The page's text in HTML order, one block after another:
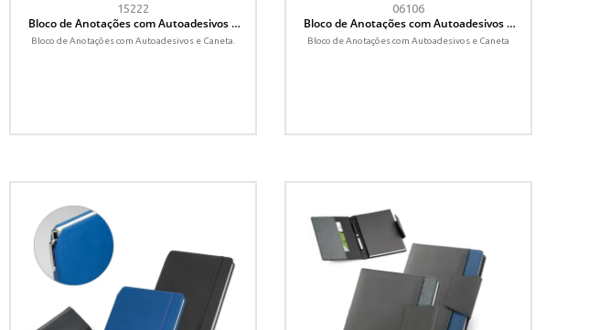
15222
Bloco de Anotações com Autoadesivos e
Caneta
Bloco de Anotações com Autoadesivos e Caneta.
06106
Bloco de Anotações com Autoadesivos e
Caneta
Bloco de Anotações com Autoadesivos e Caneta